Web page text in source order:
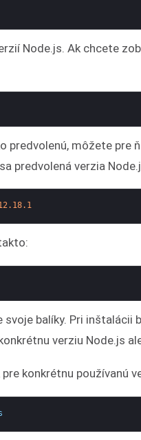
Node.js. Ak chcete
predvolenú, môžete pre
predvolená verzia
svoje balíky. Pri inštalácii
verziu Node.js
konkrétnu používanú